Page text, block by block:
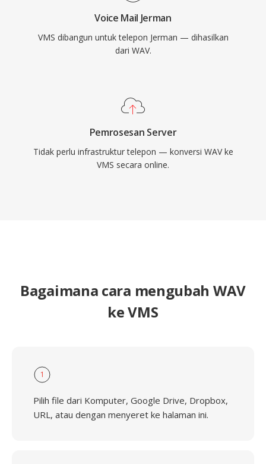
Voice Mail Jerman
VMS dibangun untuk telepon Jerman — dihasilkan
dari WAV.
Pemrosesan Server
Tidak perlu infrastruktur telepon — konversi WAV ke
VMS secara online.
Bagaimana cara mengubah WAV
ke VMS
1
Pilih file dari Komputer, Google Drive, Dropbox,
URL, atau dengan menyeret ke halaman ini.